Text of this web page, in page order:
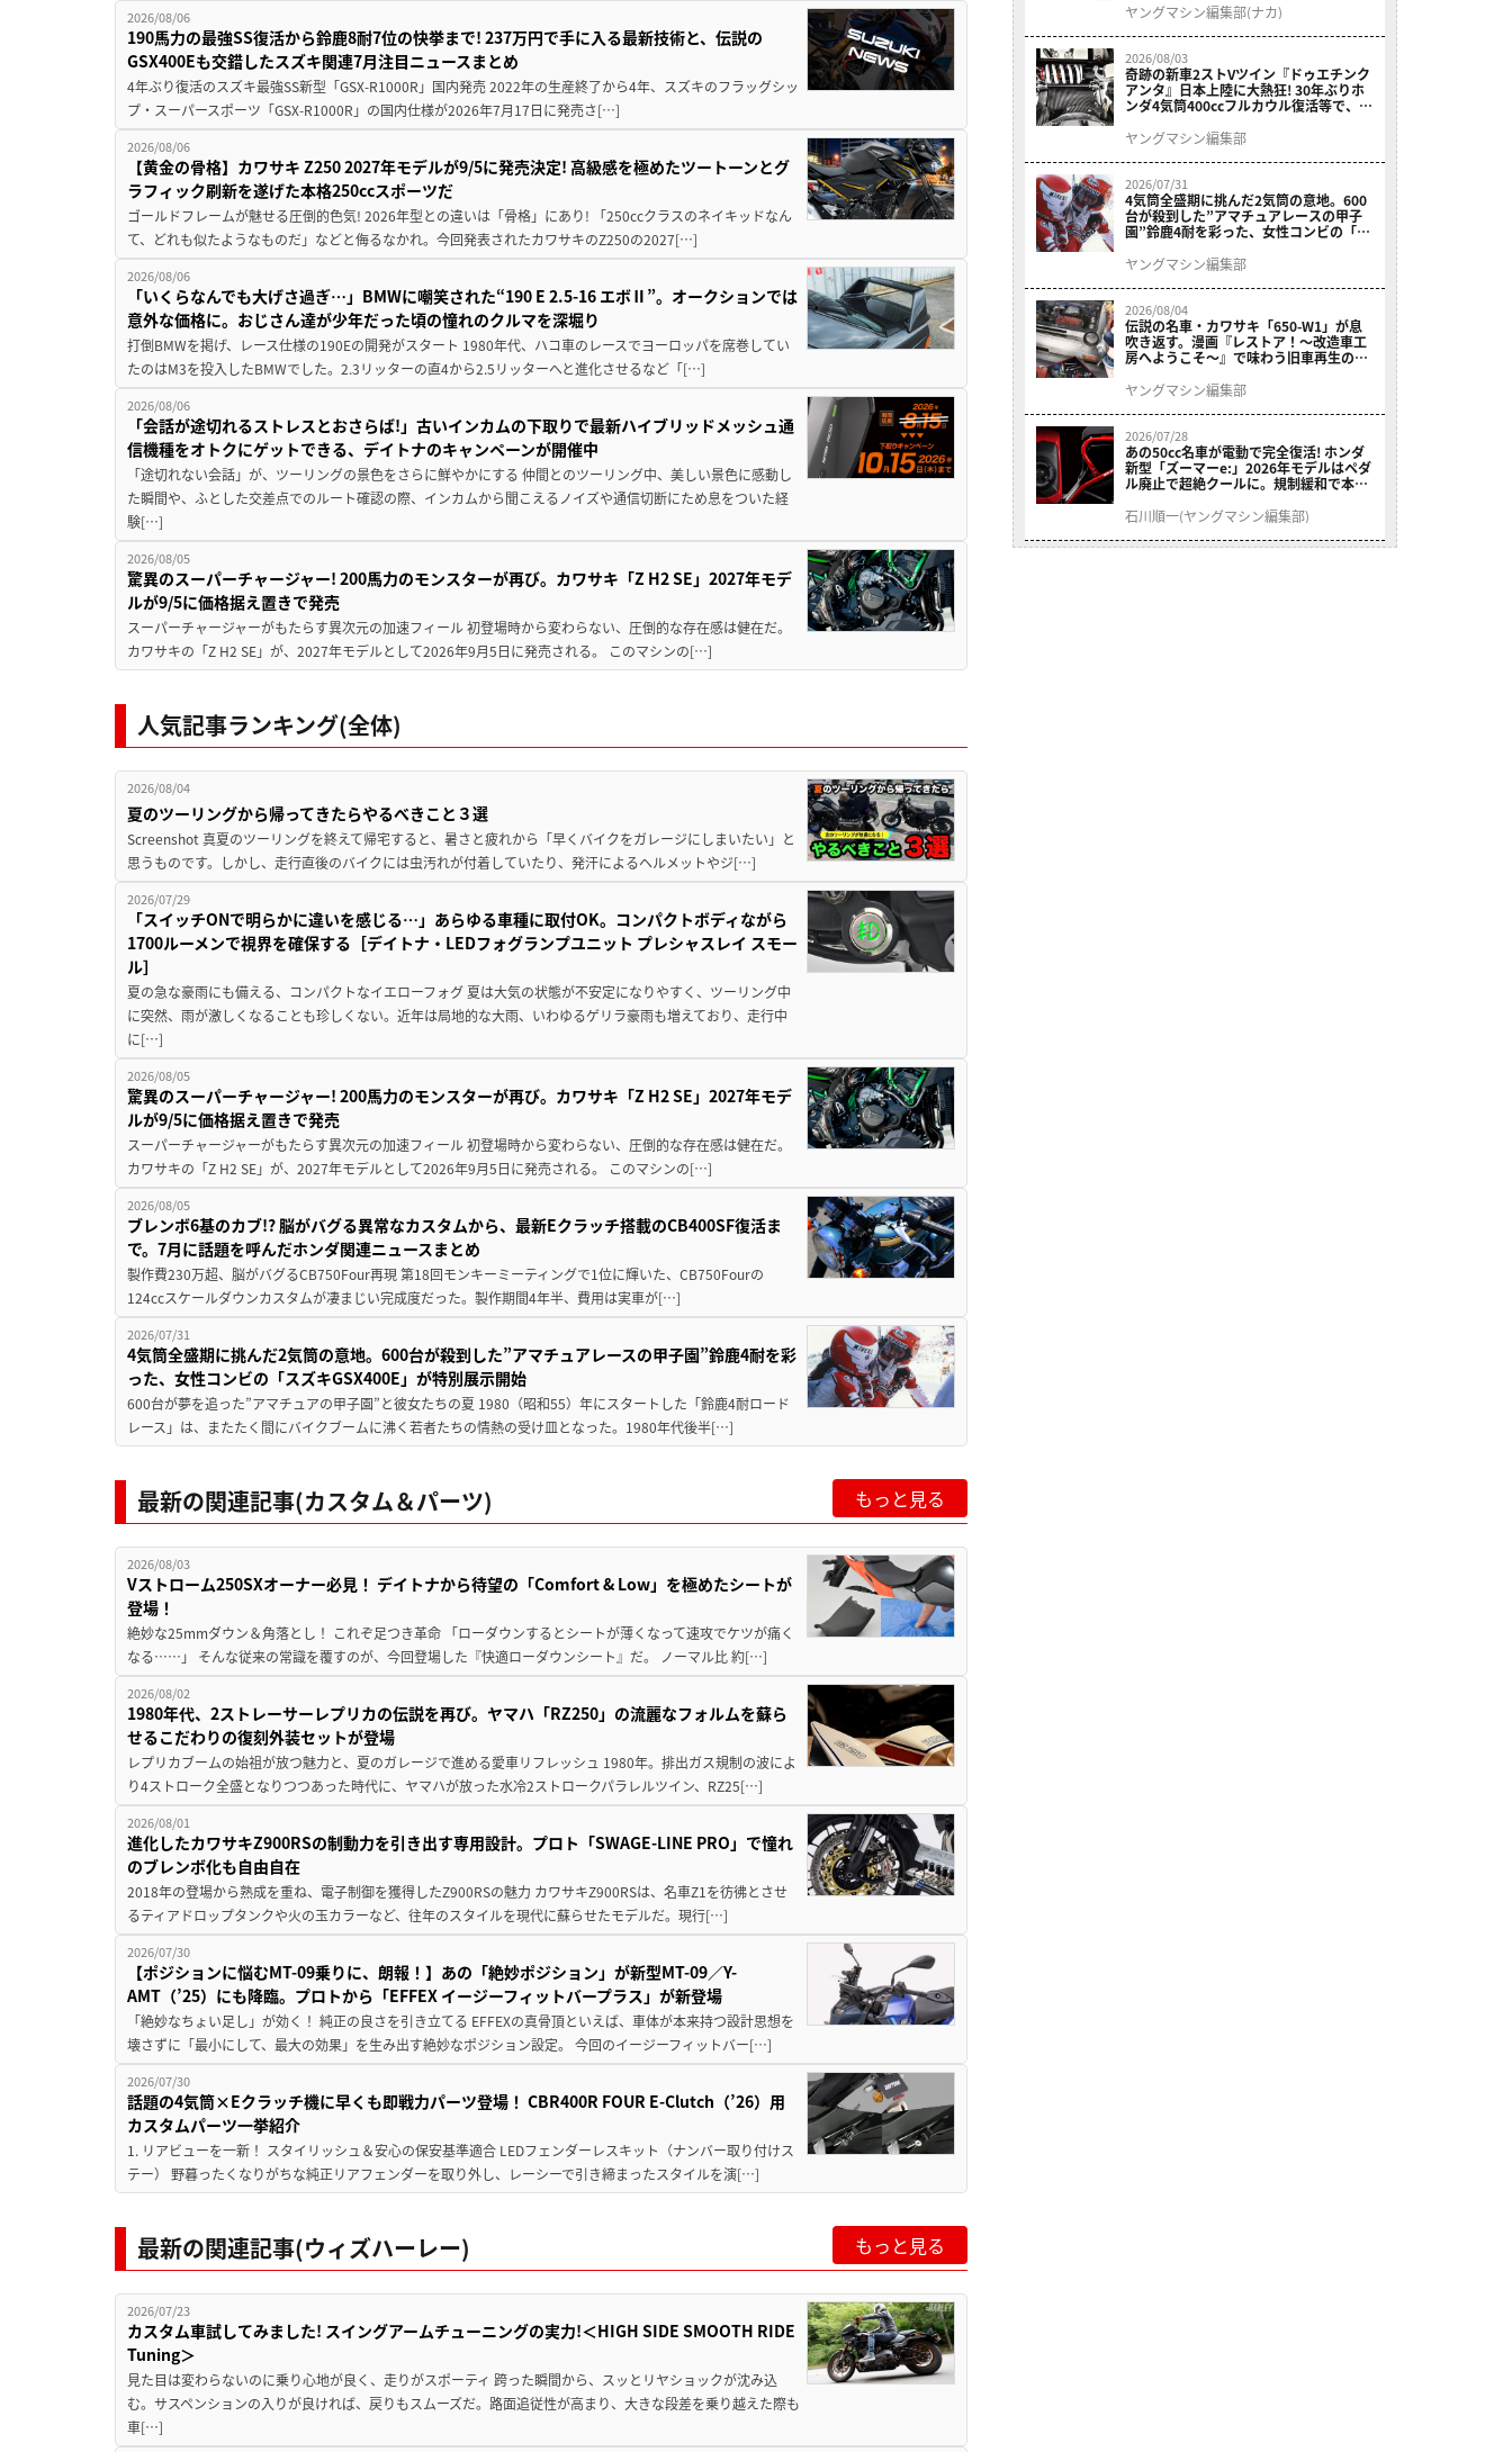
2026/08/06
190馬力の最強SS復活から鈴鹿8耐7位の快挙まで! 237万円で手に入る最新技術と、伝説の
GSX400Eも交錯したスズキ関連7月注目ニュースまとめ
4年ぶり復活のスズキ最強SS新型「GSX-R1000R」国内発売 2022年の生産終了から4年、スズキのフラッグシッ
プ・スーパースポーツ「GSX-R1000R」の国内仕様が2026年7月17日に発売さ[…]
2026/08/06
【黄金の骨格】カワサキ Z250 2027年モデルが9/5に発売決定! 高級感を極めたツートーンとグ
ラフィック刷新を遂げた本格250ccスポーツだ
ゴールドフレームが魅せる圧倒的色気! 2026年型との違いは「骨格」にあり! 「250ccクラスのネイキッドなん
て、どれも似たようなものだ」などと侮るなかれ。今回発表されたカワサキのZ250の2027[…]
2026/08/06
「いくらなんでも大げさ過ぎ…」BMWに嘲笑された“190 E 2.5-16 エボⅡ”。オークションでは
意外な価格に。おじさん達が少年だった頃の憧れのクルマを深堀り
打倒BMWを掲げ、レース仕様の190Eの開発がスタート 1980年代、ハコ車のレースでヨーロッパを席巻してい
たのはM3を投入したBMWでした。2.3リッターの直4から2.5リッターへと進化させるなど「[…]
2026/08/06
「会話が途切れるストレスとおさらば!」古いインカムの下取りで最新ハイブリッドメッシュ通
信機種をオトクにゲットできる、デイトナのキャンペーンが開催中
「途切れない会話」が、ツーリングの景色をさらに鮮やかにする 仲間とのツーリング中、美しい景色に感動し
た瞬間や、ふとした交差点でのルート確認の際、インカムから聞こえるノイズや通信切断にため息をついた経
験[…]
2026/08/05
驚異のスーパーチャージャー! 200馬力のモンスターが再び。カワサキ「Z H2 SE」2027年モデ
ルが9/5に価格据え置きで発売
スーパーチャージャーがもたらす異次元の加速フィール 初登場時から変わらない、圧倒的な存在感は健在だ。
カワサキの「Z H2 SE」が、2027年モデルとして2026年9月5日に発売される。 このマシンの[…]
人気記事ランキング(全体)
2026/08/04
夏のツーリングから帰ってきたらやるべきこと３選
Screenshot 真夏のツーリングを終えて帰宅すると、暑さと疲れから「早くバイクをガレージにしまいたい」と
思うものです。しかし、走行直後のバイクには虫汚れが付着していたり、発汗によるヘルメットやジ[…]
2026/07/29
「スイッチONで明らかに違いを感じる…」あらゆる車種に取付OK。コンパクトボディながら
1700ルーメンで視界を確保する［デイトナ・LEDフォグランプユニット プレシャスレイ スモー
ル］
夏の急な豪雨にも備える、コンパクトなイエローフォグ 夏は大気の状態が不安定になりやすく、ツーリング中
に突然、雨が激しくなることも珍しくない。近年は局地的な大雨、いわゆるゲリラ豪雨も増えており、走行中
に[…]
2026/08/05
驚異のスーパーチャージャー! 200馬力のモンスターが再び。カワサキ「Z H2 SE」2027年モデ
ルが9/5に価格据え置きで発売
スーパーチャージャーがもたらす異次元の加速フィール 初登場時から変わらない、圧倒的な存在感は健在だ。
カワサキの「Z H2 SE」が、2027年モデルとして2026年9月5日に発売される。 このマシンの[…]
2026/08/05
ブレンボ6基のカブ!? 脳がバグる異常なカスタムから、最新Eクラッチ搭載のCB400SF復活ま
で。7月に話題を呼んだホンダ関連ニュースまとめ
製作費230万超、脳がバグるCB750Four再現 第18回モンキーミーティングで1位に輝いた、CB750Fourの
124ccスケールダウンカスタムが凄まじい完成度だった。製作期間4年半、費用は実車が[…]
2026/07/31
4気筒全盛期に挑んだ2気筒の意地。600台が殺到した”アマチュアレースの甲子園”鈴鹿4耐を彩
った、女性コンビの「スズキGSX400E」が特別展示開始
600台が夢を追った”アマチュアの甲子園”と彼女たちの夏 1980（昭和55）年にスタートした「鈴鹿4耐ロード
レース」は、またたく間にバイクブームに沸く若者たちの情熱の受け皿となった。1980年代後半[…]
最新の関連記事(カスタム＆パーツ) もっと見る
2026/08/03
Vストローム250SXオーナー必見！ デイトナから待望の「Comfort & Low」を極めたシートが
登場！
絶妙な25mmダウン＆角落とし！ これぞ足つき革命 「ローダウンするとシートが薄くなって速攻でケツが痛く
なる……」 そんな従来の常識を覆すのが、今回登場した『快適ローダウンシート』だ。 ノーマル比 約[…]
2026/08/02
1980年代、2ストレーサーレプリカの伝説を再び。ヤマハ「RZ250」の流麗なフォルムを蘇ら
せるこだわりの復刻外装セットが登場
レプリカブームの始祖が放つ魅力と、夏のガレージで進める愛車リフレッシュ 1980年。排出ガス規制の波によ
り4ストローク全盛となりつつあった時代に、ヤマハが放った水冷2ストロークパラレルツイン、RZ25[…]
2026/08/01
進化したカワサキZ900RSの制動力を引き出す専用設計。プロト「SWAGE-LINE PRO」で憧れ
のブレンボ化も自由自在
2018年の登場から熟成を重ね、電子制御を獲得したZ900RSの魅力 カワサキZ900RSは、名車Z1を彷彿とさせ
るティアドロップタンクや火の玉カラーなど、往年のスタイルを現代に蘇らせたモデルだ。現行[…]
2026/07/30
【ポジションに悩むMT-09乗りに、朗報！】あの「絶妙ポジション」が新型MT-09／Y-
AMT（’25）にも降臨。プロトから「EFFEX イージーフィットバープラス」が新登場
「絶妙なちょい足し」が効く！ 純正の良さを引き立てる EFFEXの真骨頂といえば、車体が本来持つ設計思想を
壊さずに「最小にして、最大の効果」を生み出す絶妙なポジション設定。 今回のイージーフィットバー[…]
2026/07/30
話題の4気筒×Eクラッチ機に早くも即戦力パーツ登場！ CBR400R FOUR E-Clutch（’26）用
カスタムパーツ一挙紹介
1. リアビューを一新！ スタイリッシュ＆安心の保安基準適合 LEDフェンダーレスキット（ナンバー取り付けス
テー） 野暮ったくなりがちな純正リアフェンダーを取り外し、レーシーで引き締まったスタイルを演[…]
最新の関連記事(ウィズハーレー) もっと見る
2026/07/23
カスタム車試してみました! スイングアームチューニングの実力!＜HIGH SIDE SMOOTH RIDE
Tuning＞
見た目は変わらないのに乗り心地が良く、走りがスポーティ 跨った瞬間から、スッとリヤショックが沈み込
む。サスペンションの入りが良ければ、戻りもスムーズだ。路面追従性が高まり、大きな段差を乗り越えた際も
車[…]
ニット プレシャスレイ スモール］
ヤングマシン編集部(ナカ)
2026/08/03
奇跡の新車2ストVツイン『ドゥエチンク
アンタ』日本上陸に大熱狂! 30年ぶりホ
ンダ4気筒400ccフルカウル復活等で、ロ
ニュース振り返り】
ヤングマシン編集部
2026/07/31
4気筒全盛期に挑んだ2気筒の意地。600
台が殺到した”アマチュアレースの甲子
園”鈴鹿4耐を彩った、女性コンビの「ス
ヤングマシン編集部
2026/08/04
伝説の名車・カワサキ「650-W1」が息
吹き返す。漫画『レストア！～改造車工
房へようこそ～』で味わう旧車再生のロ
ヤングマシン編集部
2026/07/28
あの50cc名車が電動で完全復活! ホンダ
新型「ズーマーe:」2026年モデルはペダ
ル廃止で超絶クールに。規制緩和で本来
石川順一(ヤングマシン編集部)